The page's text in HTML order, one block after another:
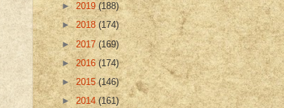
►2019(188)
►2018(174)
►2017(169)
►2016 (174)
►2015(146)
►2014(161)